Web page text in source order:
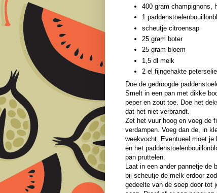
400 gram champignons,
1
scheutje citroensap
25 gram boter
25 gram bloem
1,5 dl melk
2 el fijngehakte peterselie
Doe de gedroogde
Smelt in een pan met dikke
peper en zout toe. Doe het
dat het niet verbrandt.
Zet het vuur hoog en voeg de
verdampen. Voeg dan de, in
weekvocht. Eventueel moet je
en het
pan pruttelen.
Laat in een ander pannetje de
bij scheutje de melk erdoor
gedeelte van de soep door tot